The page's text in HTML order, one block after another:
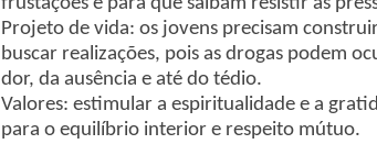
Projeto de vida: os jovens precisam
buscar realizações, pois as drogas podem
dor, da ausência e até do tédio.
Valores: estimular a espiritualidade e a
para o equilíbrio interior e respeito mútuo.